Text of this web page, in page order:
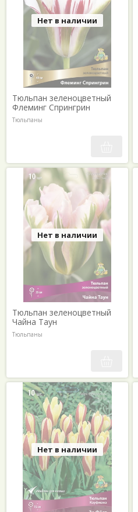
Нет в наличии
Тюльпан зеленоцветный
Флеминг Спрингрин
Тюльпаны
Нет в наличии
Тюльпан зеленоцветный
Чайна Таун
Тюльпаны
Нет в наличии